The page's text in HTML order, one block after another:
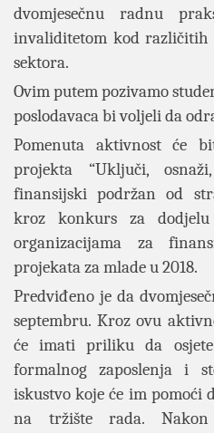
dvomjesečnu radnu
invaliditetom kod različitih
sektora.
Ovim putem pozivamo
poslodavaca bi voljeli da
Pomenuta aktivnost će
projekta “Uključi,
finansijski podržan od
kroz konkurs za dodjelu
organizacijama za
projekata za mlade u 2018.
Predviđeno je da
septembru. Kroz ovu
će imati priliku da
formalnog zaposlenja i
iskustvo koje će im pomoći
na tržište rada.